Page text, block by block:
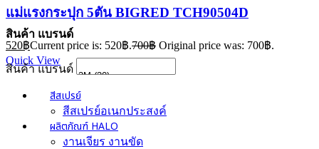
แม่แรงกระปุก 5ตัน BIGRED TCH90504D
520฿Current price is: 520฿.700฿ Original price was: 700฿.
Quick View
สินค้า แบรนด์
สินค้า แบรนด์
สีสเปรย์
สีสเปรย์อเนกประสงค์
ผลิตภัณฑ์ HALO
งานเจียร งานขัด